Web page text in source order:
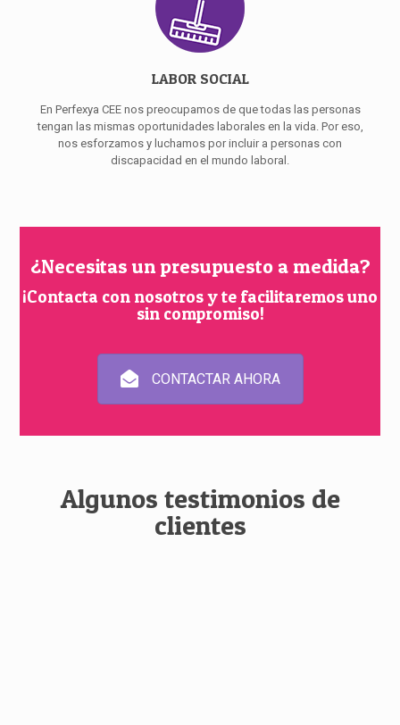
LABOR SOCIAL
En Perfexya CEE nos preocupamos de que todas las personas
tengan las mismas oportunidades laborales en la vida. Por eso,
nos esforzamos y luchamos por incluir a personas con
discapacidad en el mundo laboral.
¿Necesitas un presupuesto a medida?
¡Contacta con nosotros y te facilitaremos uno
sin compromiso!
CONTACTAR AHORA
Algunos testimonios de
clientes